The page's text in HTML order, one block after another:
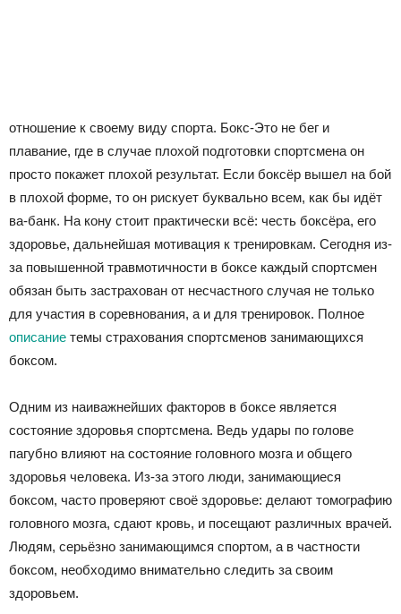
отношение к своему виду спорта. Бокс-Это не бег и
плавание, где в случае плохой подготовки спортсмена он
просто покажет плохой результат. Если боксёр вышел на бой
в плохой форме, то он рискует буквально всем, как бы идёт
ва-банк. На кону стоит практически всё: честь боксёра, его
здоровье, дальнейшая мотивация к тренировкам. Сегодня из-
за повышенной травмотичности в боксе каждый спортсмен
обязан быть застрахован от несчастного случая не только
для участия в соревнования, а и для тренировок. Полное
описание темы страхования спортсменов занимающихся
боксом.
Одним из наиважнейших факторов в боксе является
состояние здоровья спортсмена. Ведь удары по голове
пагубно влияют на состояние головного мозга и общего
здоровья человека. Из-за этого люди, занимающиеся
боксом, часто проверяют своё здоровье: делают томографию
головного мозга, сдают кровь, и посещают различных врачей.
Людям, серьёзно занимающимся спортом, а в частности
боксом, необходимо внимательно следить за своим
здоровьем.